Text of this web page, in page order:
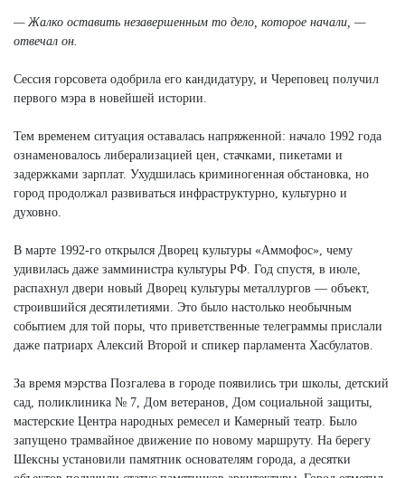
— Жалко оставить незавершенным то дело, которое начали, —
отвечал он.
Сессия горсовета одобрила его кандидатуру, и Череповец получил
первого мэра в новейшей истории.
Тем временем ситуация оставалась напряженной: начало 1992 года
ознаменовалось либерализацией цен, стачками, пикетами и
задержками зарплат. Ухудшилась криминогенная обстановка, но
город продолжал развиваться инфраструктурно, культурно и
духовно.
В марте 1992-го открылся Дворец культуры «Аммофос», чему
удивилась даже замминистра культуры РФ. Год спустя, в июле,
распахнул двери новый Дворец культуры металлургов — объект,
строившийся десятилетиями. Это было настолько необычным
событием для той поры, что приветственные телеграммы прислали
даже патриарх Алексий Второй и спикер парламента Хасбулатов.
За время мэрства Позгалева в городе появились три школы, детский
сад, поликлиника № 7, Дом ветеранов, Дом социальной защиты,
мастерские Центра народных ремесел и Камерный театр. Было
запущено трамвайное движение по новому маршруту. На берегу
Шексны установили памятник основателям города, а десятки